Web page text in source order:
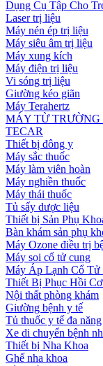
Dụng Cụ Tập Cho
Laser trị liệu
Máy nén ép trị liệu
Máy siêu âm trị liệu
Máy xung kích
Máy điện trị liệu
Vi sóng trị liệu
Giường kéo giãn
Máy Terahertz
MÁY TỪ
TECAR
Thiết bị đông y
Máy sắc thuốc
Máy làm viên hoàn
Máy nghiền thuốc
Máy thái thuốc
Tủ sấy dược liệu
Thiết bị Sản Phụ
Bàn khám sản phụ
Máy Ozone điều trị
Máy soi cổ tử cung
Máy Áp Lạnh Cổ Tử
Thiết Bị Phục Hồi Cơ
Nội thất phòng khám
Giường bệnh y tế
Tủ thuốc y tế đa năng
Xe di chuyển bệnh
Thiết bị Nha Khoa
Ghế nha khoa